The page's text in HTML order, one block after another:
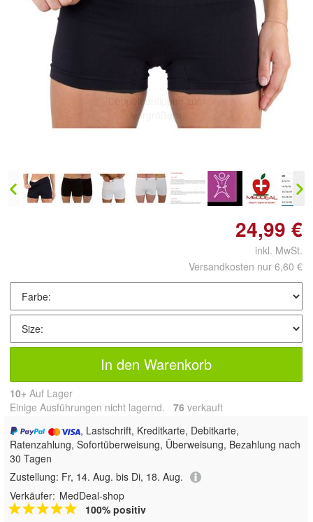
Doppelt antippen zum
vergrößern
24,99 €
inkl. MwSt.
Versandkosten nur 6,60 €
In den Warenkorb
10+ Auf Lager
Einige Ausführungen nicht lagernd. 76 verkauft
, Lastschrift, Kreditkarte, Debitkarte,
Ratenzahlung, Sofortüberweisung, Überweisung, Bezahlung nach
30 Tagen
Zustellung: Fr, 14. Aug. bis Di, 18. Aug.
Verkäufer: MedDeal-shop
100% positiv